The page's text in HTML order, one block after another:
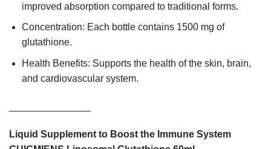
improved absorption compared to traditional forms.
Concentration: Each bottle contains 1500 mg of
glutathione.
Health Benefits: Supports the health of the skin, brain,
and cardiovascular system.
Liquid Supplement to Boost the Immune System